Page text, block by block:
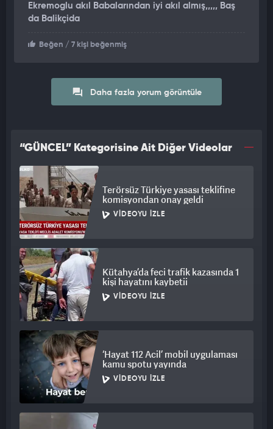
Ekremoglu akıl Babalarından iyi akıl almış,,,,, Baş
da Balikçida
Beğen / 7 kişi beğenmiş
Daha fazla yorum görüntüle
“GÜNCEL” Kategorisine Ait Diğer Videolar
Terörsüz Türkiye yasası teklifine
komisyondan onay geldi
VIDEOYU İZLE
Kütahya’da feci trafik kazasında 1
kişi hayatını kaybetii
VIDEOYU İZLE
‘Hayat 112 Acil’ mobil uygulaması
kamu spotu yayında
VIDEOYU İZLE